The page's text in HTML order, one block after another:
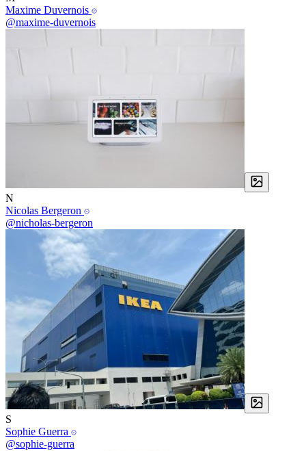
Maxime Duvernois
@maxime-duvernois
N
Nicolas Bergeron
@nicholas-bergeron
S
Sophie Guerra
@sophie-guerra